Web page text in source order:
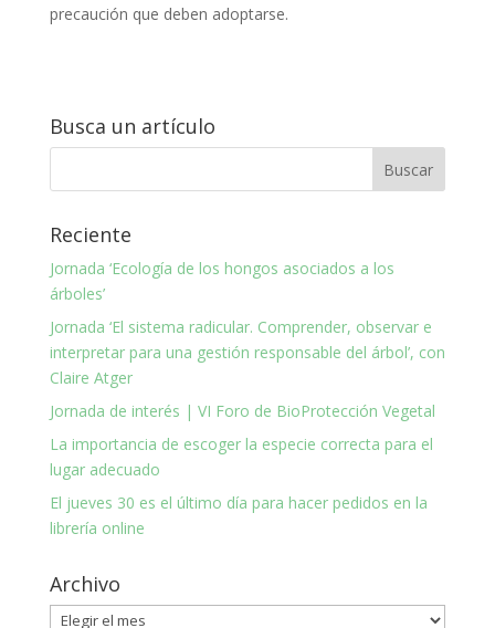
precaución que deben adoptarse.
Busca un artículo
Reciente
Jornada ‘Ecología de los hongos asociados a los
árboles’
Jornada ‘El sistema radicular. Comprender, observar e
interpretar para una gestión responsable del árbol’, con
Claire Atger
Jornada de interés | VI Foro de BioProtección Vegetal
La importancia de escoger la especie correcta para el
lugar adecuado
El jueves 30 es el último día para hacer pedidos en la
librería online
Archivo
Archivo